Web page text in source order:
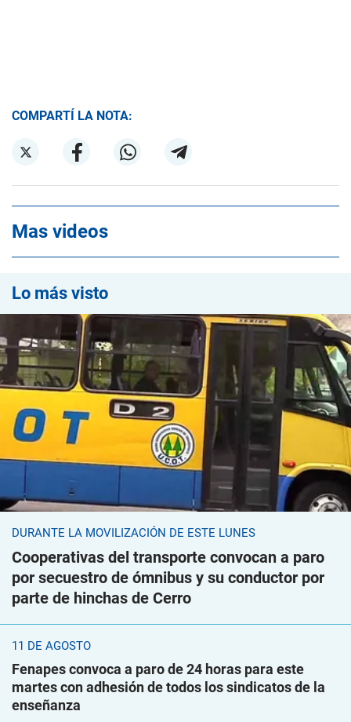
COMPARTÍ LA NOTA:
Mas videos
Lo más visto
DURANTE LA MOVILIZACIÓN DE ESTE LUNES
Cooperativas del transporte convocan a paro
por secuestro de ómnibus y su conductor por
parte de hinchas de Cerro
11 DE AGOSTO
Fenapes convoca a paro de 24 horas para este
martes con adhesión de todos los sindicatos de la
enseñanza